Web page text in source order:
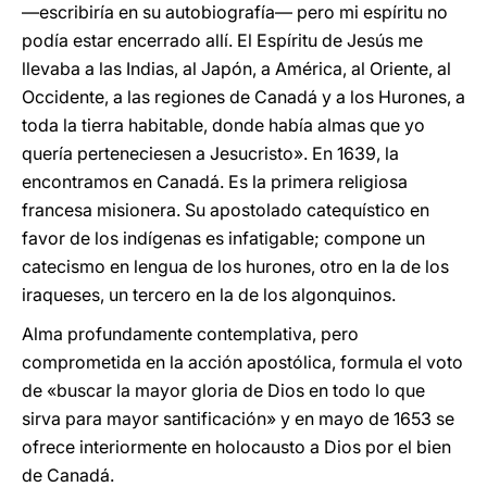
—escribiría en su autobiografía— pero mi espíritu no
podía estar encerrado allí. El Espíritu de Jesús me
llevaba a las Indias, al Japón, a América, al Oriente, al
Occidente, a las regiones de Canadá y a los Hurones, a
toda la tierra habitable, donde había almas que yo
quería perteneciesen a Jesucristo». En 1639, la
encontramos en Canadá. Es la primera religiosa
francesa misionera. Su apostolado catequístico en
favor de los indígenas es infatigable; compone un
catecismo en lengua de los hurones, otro en la de los
iraqueses, un tercero en la de los algonquinos.
Alma profundamente contemplativa, pero
comprometida en la acción apostólica, formula el voto
de «buscar la mayor gloria de Dios en todo lo que
sirva para mayor santificación» y en mayo de 1653 se
ofrece interiormente en holocausto a Dios por el bien
de Canadá.